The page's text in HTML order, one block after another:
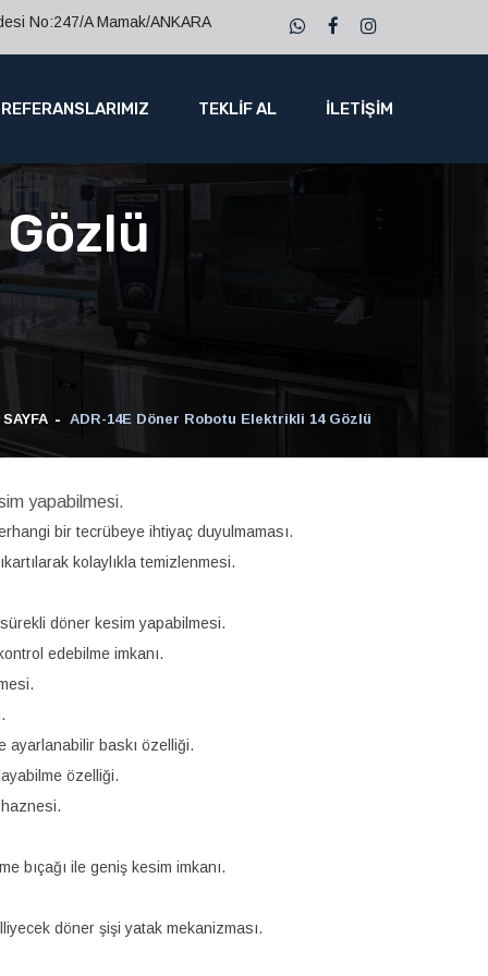
No:247/A Mamak/ANKARA
REFERANSLARIMIZ TEKLİF AL İLETİŞİM
ADR-14E Döner Robotu Elektrikli 14 Gözlü
yapabilmesi.
bir tecrübeye ihtiyaç duyulmaması.
kolaylıkla temizlenmesi.
döner kesim yapabilmesi.
edebilme imkanı.
ayarlanabilir baskı özelliği.
özelliği.
bıçağı ile geniş kesim imkanı.
döner şişi yatak mekanizması.